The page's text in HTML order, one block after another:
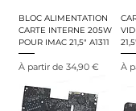
BLOC ALIMENTATION
CARTE INTERNE 205W
POUR IMAC 21,5" A1311
À partir de 34,90 €
Prix promotionnel À